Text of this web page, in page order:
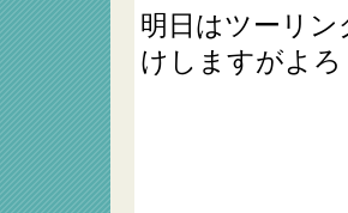
明日はツーリ
けしますがよ